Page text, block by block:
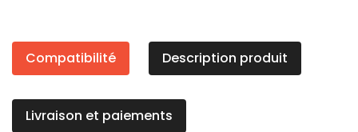
Compatibilité Description produit
Livraison et paiements